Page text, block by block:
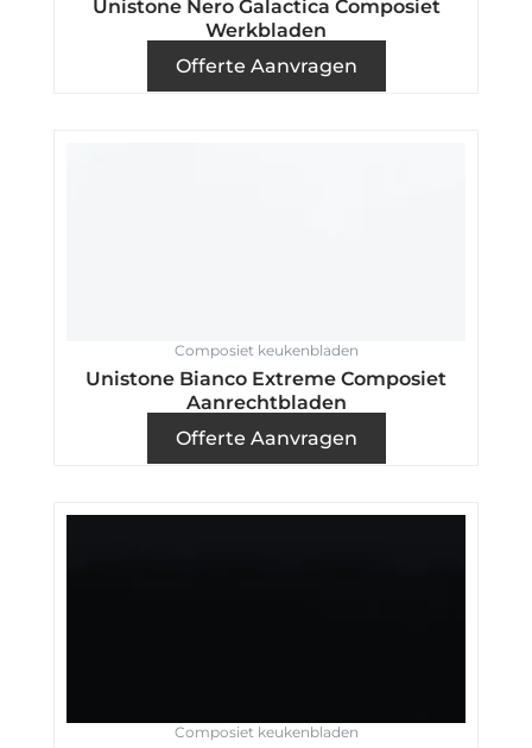
Unistone Nero Galactica Composiet
Werkbladen
Offerte Aanvragen
Composiet keukenbladen
Unistone Bianco Extreme Composiet
Aanrechtbladen
Offerte Aanvragen
Composiet keukenbladen